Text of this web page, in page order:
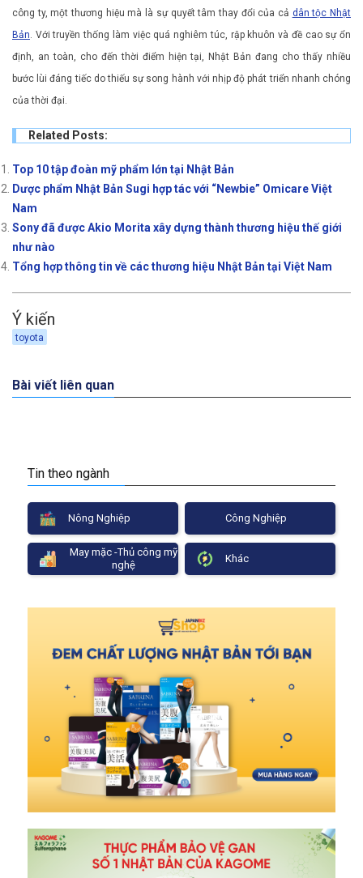
công ty, một thương hiệu mà là sự quyết tâm thay đổi của cả dân tộc Nhật
Bản . Với truyền thống làm việc quá nghiêm túc, rập khuôn và đề cao sự ổn
định, an toàn, cho đến thời điểm hiện tại, Nhật Bản đang cho thấy nhiều
bước lùi đáng tiếc do thiếu sự song hành với nhịp độ phát triển nhanh chóng
của thời đại.
Related Posts:
Top 10 tập đoàn mỹ phẩm lớn tại Nhật Bản
Dược phẩm Nhật Bản Sugi hợp tác với “Newbie” Omicare Việt
Nam
Sony đã được Akio Morita xây dựng thành thương hiệu thế giới
như nào
Tổng hợp thông tin về các thương hiệu Nhật Bản tại Việt Nam
Ý kiến
toyota
Bài viết liên quan
Tin theo ngành
Nông Nghiệp Công Nghiệp
May mặc -Thủ công mỹ
nghệ
Khác